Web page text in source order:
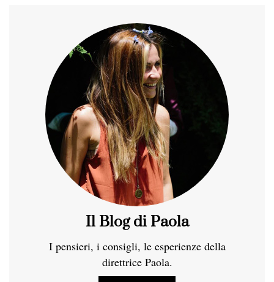
Il Blog di Paola
I pensieri, i consigli, le esperienze della
direttrice Paola.